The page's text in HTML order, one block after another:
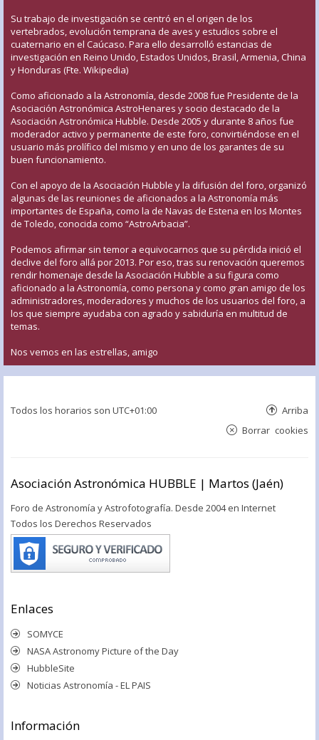
Su trabajo de investigación se centró en el origen de los
vertebrados, evolución temprana de aves y estudios sobre el
cuaternario en el Caúcaso. Para ello desarrolló estancias de
investigación en Reino Unido, Estados Unidos, Brasil, Armenia, China
y Honduras (Fte. Wikipedia)
Como aficionado a la Astronomía, desde 2008 fue Presidente de la
Asociación Astronómica AstroHenares y socio destacado de la
Asociación Astronómica Hubble. Desde 2005 y durante 8 años fue
moderador activo y permanente de este foro, convirtiéndose en el
usuario más prolífico del mismo y en uno de los garantes de su
buen funcionamiento.
Con el apoyo de la Asociación Hubble y la difusión del foro, organizó
algunas de las reuniones de aficionados a la Astronomía más
importantes de España, como la de Navas de Estena en los Montes
de Toledo, conocida como “AstroArbacia”.
Podemos afirmar sin temor a equivocarnos que su pérdida inició el
declive del foro allá por 2013. Por eso, tras su renovación queremos
rendir homenaje desde la Asociación Hubble a su figura como
aficionado a la Astronomía, como persona y como gran amigo de los
administradores, moderadores y muchos de los usuarios del foro, a
los que siempre ayudaba con agrado y sabiduría en multitud de
temas.
Nos vemos en las estrellas, amigo
Todos los horarios son UTC+01:00 Arriba
Borrar cookies
Asociación Astronómica HUBBLE | Martos (Jaén)
Foro de Astronomía y Astrofotografía. Desde 2004 en Internet
Todos los Derechos Reservados
Enlaces
SOMYCE
NASA Astronomy Picture of the Day
HubbleSite
Noticias Astronomía - EL PAIS
Información